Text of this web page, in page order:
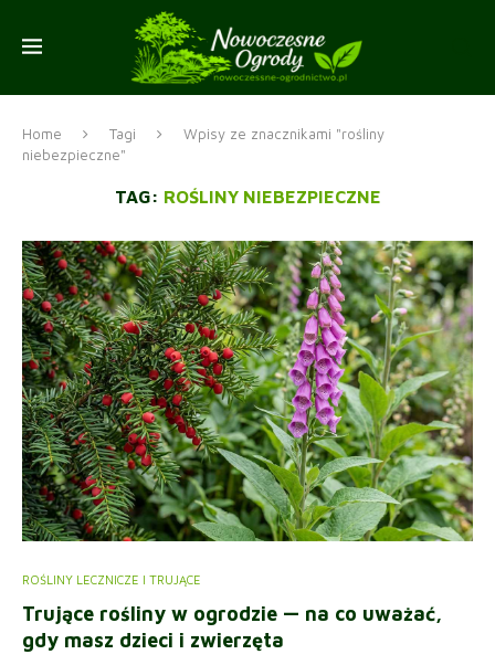
Home Tagi
Wpisy ze znacznikami "rośliny
niebezpieczne"
TAG: ROŚLINY NIEBEZPIECZNE
ROŚLINY LECZNICZE I TRUJĄCE
Trujące rośliny w ogrodzie — na co uważać,
gdy masz dzieci i zwierzęta